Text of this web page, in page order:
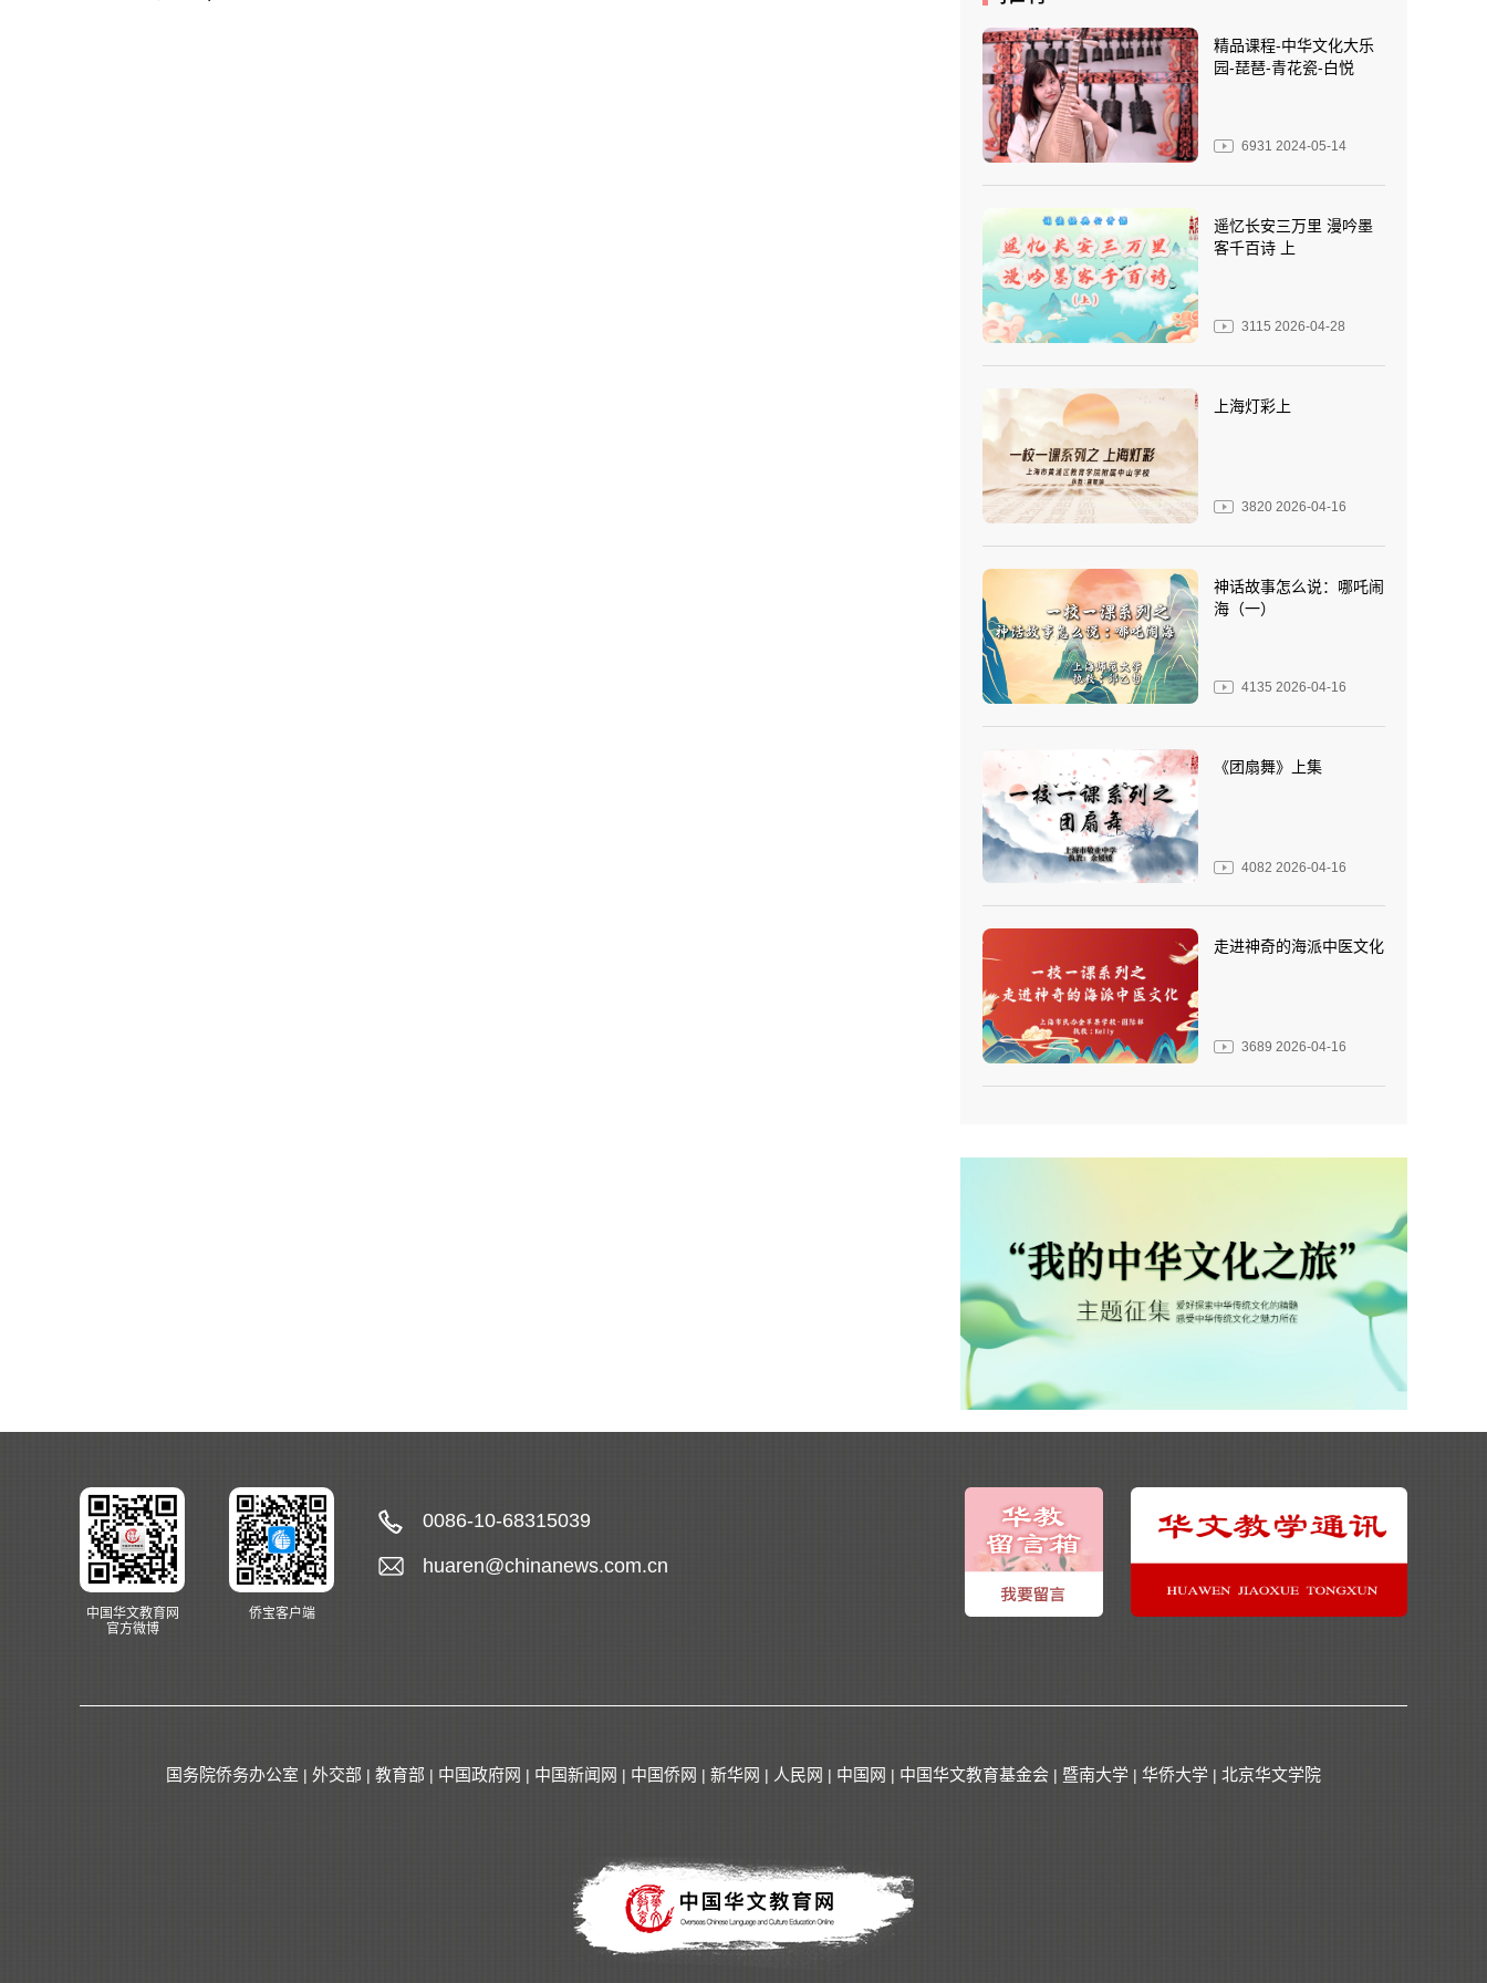
精品课程-中华文化大乐
园-琵琶-青花瓷-白悦
6931 2024-05-14
遥忆长安三万里 漫吟墨
客千百诗 上
3115 2026-04-28
上海灯彩上
3820 2026-04-16
神话故事怎么说：哪吒闹
海（一）
4135 2026-04-16
《团扇舞》上集
4082 2026-04-16
走进神奇的海派中医文化
3689 2026-04-16
中国华文教育网
官方微博
侨宝客户端
0086-10-68315039
huaren@chinanews.com.cn
国务院侨务办公室 | 外交部 | 教育部 | 中国政府网 | 中国新闻网 | 中国侨网 | 新华网 | 人民网 | 中国网 | 中国华文教育基金会 | 暨南大学 | 华侨大学 | 北京华文学院